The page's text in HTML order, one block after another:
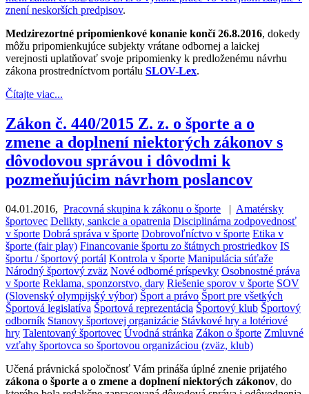
znení neskorších predpisov.
Medzirezortné pripomienkové konanie končí 26.8.2016, dokedy
môžu pripomienkujúce subjekty vrátane odbornej a laickej
verejnosti uplatňovať svoje pripomienky k predloženému návrhu
zákona prostredníctvom portálu SLOV-Lex.
Čítajte viac...
Zákon č. 440/2015 Z. z. o športe a o
zmene a doplnení niektorých zákonov s
dôvodovou správou i dôvodmi k
pozmeňujúcim návrhom poslancov
04.01.2016, Pracovná skupina k zákonu o športe | Amatérsky
športovec Delikty, sankcie a opatrenia Disciplinárna zodpovednosť
v športe Dobrá správa v športe Dobrovoľníctvo v športe Etika v
športe (fair play) Financovanie športu zo štátnych prostriedkov IS
športu / športový portál Kontrola v športe Manipulácia súťaže
Národný športový zväz Nové odborné príspevky Osobnostné práva
v športe Reklama, sponzorstvo, dary Riešenie sporov v športe SOV
(Slovenský olympijský výbor) Šport a právo Šport pre všetkých
Športová legislatíva Športová reprezentácia Športový klub Športový
odborník Stanovy športovej organizácie Stávkové hry a lotériové
hry Talentovaný športovec Úvodná stránka Zákon o športe Zmluvné
vzťahy športovca so športovou organizáciou (zväz, klub)
Učená právnická spoločnosť Vám prináša úplné znenie prijatého
zákona o športe a o zmene a doplnení niektorých zákonov, do